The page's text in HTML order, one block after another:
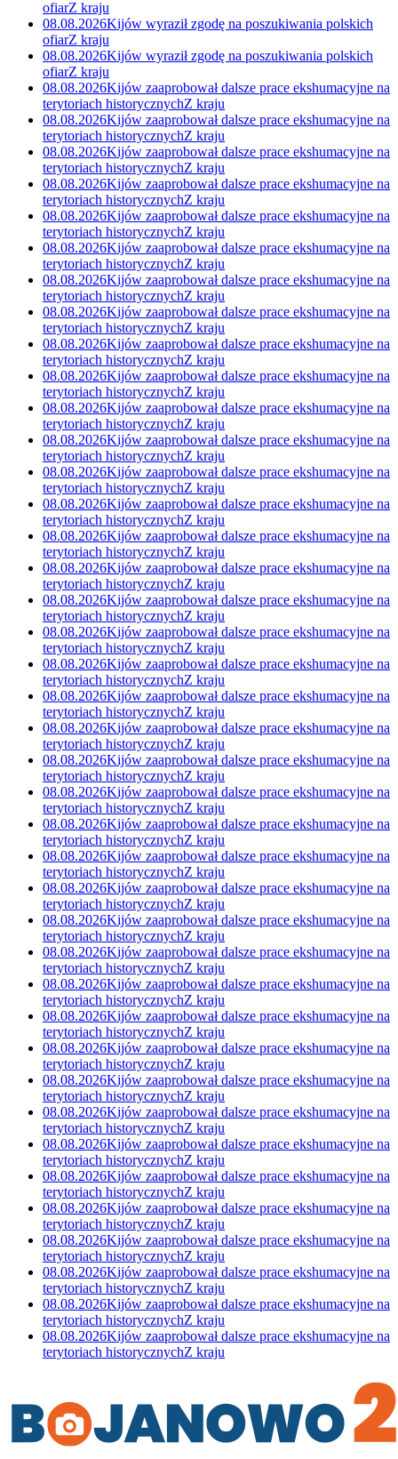
ofiarZ kraju
08.08.2026Kijów wyraził zgodę na poszukiwania polskich
ofiarZ kraju
08.08.2026Kijów wyraził zgodę na poszukiwania polskich
ofiarZ kraju
08.08.2026Kijów zaaprobował dalsze prace ekshumacyjne na
terytoriach historycznychZ kraju
08.08.2026Kijów zaaprobował dalsze prace ekshumacyjne na
terytoriach historycznychZ kraju
08.08.2026Kijów zaaprobował dalsze prace ekshumacyjne na
terytoriach historycznychZ kraju
08.08.2026Kijów zaaprobował dalsze prace ekshumacyjne na
terytoriach historycznychZ kraju
08.08.2026Kijów zaaprobował dalsze prace ekshumacyjne na
terytoriach historycznychZ kraju
08.08.2026Kijów zaaprobował dalsze prace ekshumacyjne na
terytoriach historycznychZ kraju
08.08.2026Kijów zaaprobował dalsze prace ekshumacyjne na
terytoriach historycznychZ kraju
08.08.2026Kijów zaaprobował dalsze prace ekshumacyjne na
terytoriach historycznychZ kraju
08.08.2026Kijów zaaprobował dalsze prace ekshumacyjne na
terytoriach historycznychZ kraju
08.08.2026Kijów zaaprobował dalsze prace ekshumacyjne na
terytoriach historycznychZ kraju
08.08.2026Kijów zaaprobował dalsze prace ekshumacyjne na
terytoriach historycznychZ kraju
08.08.2026Kijów zaaprobował dalsze prace ekshumacyjne na
terytoriach historycznychZ kraju
08.08.2026Kijów zaaprobował dalsze prace ekshumacyjne na
terytoriach historycznychZ kraju
08.08.2026Kijów zaaprobował dalsze prace ekshumacyjne na
terytoriach historycznychZ kraju
08.08.2026Kijów zaaprobował dalsze prace ekshumacyjne na
terytoriach historycznychZ kraju
08.08.2026Kijów zaaprobował dalsze prace ekshumacyjne na
terytoriach historycznychZ kraju
08.08.2026Kijów zaaprobował dalsze prace ekshumacyjne na
terytoriach historycznychZ kraju
08.08.2026Kijów zaaprobował dalsze prace ekshumacyjne na
terytoriach historycznychZ kraju
08.08.2026Kijów zaaprobował dalsze prace ekshumacyjne na
terytoriach historycznychZ kraju
08.08.2026Kijów zaaprobował dalsze prace ekshumacyjne na
terytoriach historycznychZ kraju
08.08.2026Kijów zaaprobował dalsze prace ekshumacyjne na
terytoriach historycznychZ kraju
08.08.2026Kijów zaaprobował dalsze prace ekshumacyjne na
terytoriach historycznychZ kraju
08.08.2026Kijów zaaprobował dalsze prace ekshumacyjne na
terytoriach historycznychZ kraju
08.08.2026Kijów zaaprobował dalsze prace ekshumacyjne na
terytoriach historycznychZ kraju
08.08.2026Kijów zaaprobował dalsze prace ekshumacyjne na
terytoriach historycznychZ kraju
08.08.2026Kijów zaaprobował dalsze prace ekshumacyjne na
terytoriach historycznychZ kraju
08.08.2026Kijów zaaprobował dalsze prace ekshumacyjne na
terytoriach historycznychZ kraju
08.08.2026Kijów zaaprobował dalsze prace ekshumacyjne na
terytoriach historycznychZ kraju
08.08.2026Kijów zaaprobował dalsze prace ekshumacyjne na
terytoriach historycznychZ kraju
08.08.2026Kijów zaaprobował dalsze prace ekshumacyjne na
terytoriach historycznychZ kraju
08.08.2026Kijów zaaprobował dalsze prace ekshumacyjne na
terytoriach historycznychZ kraju
08.08.2026Kijów zaaprobował dalsze prace ekshumacyjne na
terytoriach historycznychZ kraju
08.08.2026Kijów zaaprobował dalsze prace ekshumacyjne na
terytoriach historycznychZ kraju
08.08.2026Kijów zaaprobował dalsze prace ekshumacyjne na
terytoriach historycznychZ kraju
08.08.2026Kijów zaaprobował dalsze prace ekshumacyjne na
terytoriach historycznychZ kraju
08.08.2026Kijów zaaprobował dalsze prace ekshumacyjne na
terytoriach historycznychZ kraju
08.08.2026Kijów zaaprobował dalsze prace ekshumacyjne na
terytoriach historycznychZ kraju
08.08.2026Kijów zaaprobował dalsze prace ekshumacyjne na
terytoriach historycznychZ kraju
08.08.2026Kijów zaaprobował dalsze prace ekshumacyjne na
terytoriach historycznychZ kraju
08.08.2026Kijów zaaprobował dalsze prace ekshumacyjne na
terytoriach historycznychZ kraju